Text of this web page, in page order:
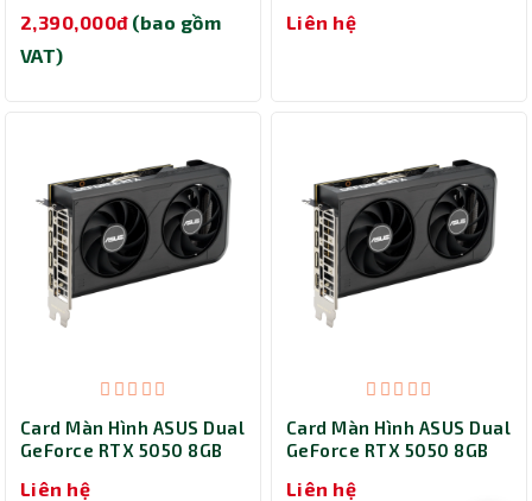
BRK)
2,390,000đ (bao gồm
VAT)
Liên hệ
Card Màn Hình ASUS Dual
GeForce RTX 5050 8GB
RTX5050-O8G)
Liên hệ
Card Màn Hình ASUS Dual
GeForce RTX 5050 8GB
8G)
Liên hệ
Thành Nhân TNC